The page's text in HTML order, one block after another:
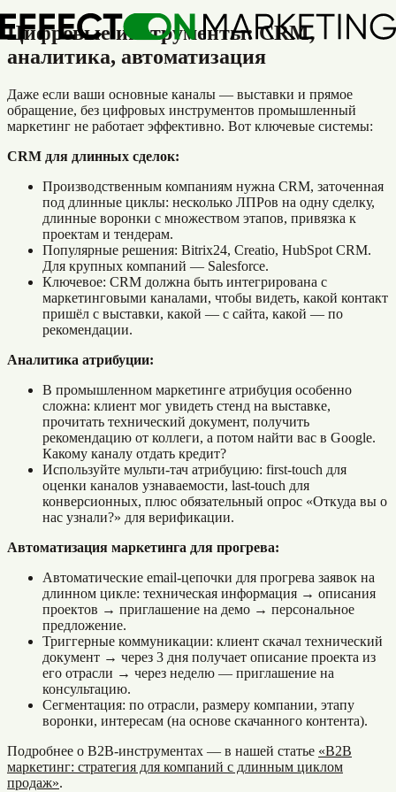
Цифровые инструменты: CRM,
аналитика, автоматизация
Даже если ваши основные каналы — выставки и прямое
обращение, без цифровых инструментов промышленный
маркетинг не работает эффективно. Вот ключевые системы:
CRM для длинных сделок:
Производственным компаниям нужна CRM, заточенная
под длинные циклы: несколько ЛПРов на одну сделку,
длинные воронки с множеством этапов, привязка к
проектам и тендерам.
Популярные решения: Bitrix24, Creatio, HubSpot CRM.
Для крупных компаний — Salesforce.
Ключевое: CRM должна быть интегрирована с
маркетинговыми каналами, чтобы видеть, какой контакт
пришёл с выставки, какой — с сайта, какой — по
рекомендации.
Аналитика атрибуции:
В промышленном маркетинге атрибуция особенно
сложна: клиент мог увидеть стенд на выставке,
прочитать технический документ, получить
рекомендацию от коллеги, а потом найти вас в Google.
Какому каналу отдать кредит?
Используйте мульти-тач атрибуцию: first-touch для
оценки каналов узнаваемости, last-touch для
конверсионных, плюс обязательный опрос «Откуда вы о
нас узнали?» для верификации.
Автоматизация маркетинга для прогрева:
Автоматические email-цепочки для прогрева заявок на
длинном цикле: техническая информация → описания
проектов → приглашение на демо → персональное
предложение.
Триггерные коммуникации: клиент скачал технический
документ → через 3 дня получает описание проекта из
его отрасли → через неделю — приглашение на
консультацию.
Сегментация: по отрасли, размеру компании, этапу
воронки, интересам (на основе скачанного контента).
Подробнее о B2B-инструментах — в нашей статье «B2B
маркетинг: стратегия для компаний с длинным циклом
продаж».